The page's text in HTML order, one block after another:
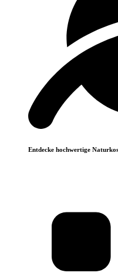
Entdecke hochwertige